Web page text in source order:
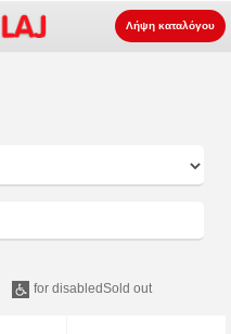
Λήψη καταλόγου
for disabledSold out